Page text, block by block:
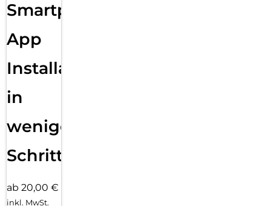
Smartphone
App
Installation
in
wenigen
Schritten
ab 20,00 €
inkl. MwSt.